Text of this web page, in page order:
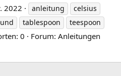
2022 anleitung
celsius
tablespoon
teespoon
0 Forum: Anleitungen